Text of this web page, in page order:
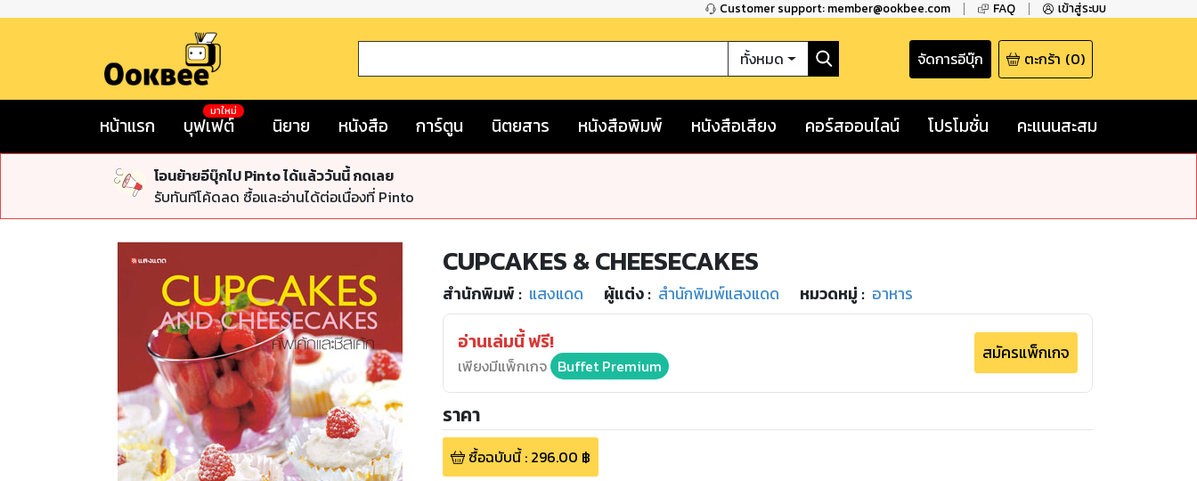
Customer support: member@ookbee.com FAQ เข้าสู่ระบบ
ทั้งหมด จัดการอีบุ๊ก ตะกร้า (0)
หน้าแรก บุฟเฟต์
มาใหม่
นิยาย หนังสือ การ์ตูน นิตยสาร หนังสือพิมพ์ หนังสือเสียง คอร์สออนไลน์ โปรโมชั่น คะแนนสะสม
โอนย้ายอีบุ๊กไป Pinto ได้แล้ววันนี้ กดเลย
รับทันทีโค้ดลด ซื้อและอ่านได้ต่อเนื่องที่ Pinto
CUPCAKES & CHEESECAKES
สำนักพิมพ์ : แสงแดด ผู้แต่ง : สำนักพิมพ์แสงแดด หมวดหมู่ : อาหาร
อ่านเล่มนี้ ฟรี!
เพียงมีแพ็กเกจ Buffet Premium
สมัครแพ็กเกจ
ราคา
ซื้อฉบับนี้: 296.00 ฿